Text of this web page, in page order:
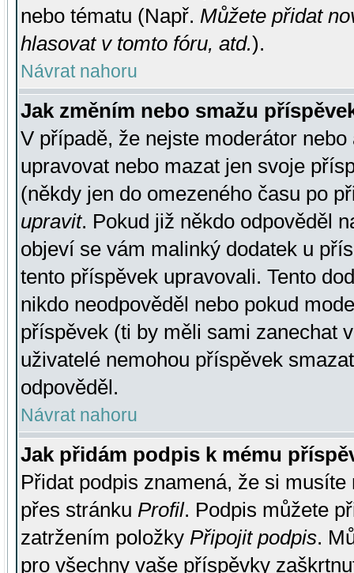
nebo tématu (Např. Můžete přidat
hlasovat v tomto fóru, atd.).
Návrat nahoru
Jak změním nebo smažu
V případě, že nejste moderátor
upravovat nebo mazat jen svoje
(někdy jen do omezeného času po
upravit. Pokud již někdo odpověděl
objeví se vám malinký dodatek u
tento příspěvek upravovali. Tento
nikdo neodpověděl nebo pokud
příspěvek (ti by měli sami zanechat
uživatelé nemohou příspěvek
odpověděl.
Návrat nahoru
Jak přidám podpis k mému
Přidat podpis znamená, že si
přes stránku Profil. Podpis můžete
zatržením položky Připojit podpis.
pro všechny vaše příspěvky